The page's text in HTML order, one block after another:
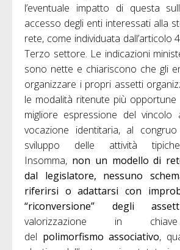
l’eventuale impatto di questa
accesso degli enti interessati alla
rete, come individuata dall’articolo
Terzo settore. Le indicazioni
sono nette e chiariscono che gli
organizzare i propri assetti
le modalità ritenute più opportune
migliore espressione del vincolo
vocazione identitaria, al
sviluppo delle attività
Insomma, non un modello di
dal legislatore, nessuno
riferirsi o adattarsi con
“riconversione” degli
valorizzazione in
del polimorfismo associativo,